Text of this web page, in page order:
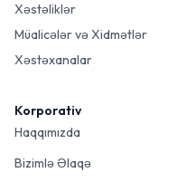
Xəstəliklər
Müalicələr və Xidmətlər
Xəstəxanalar
Korporativ
Haqqımızda
Bizimlə Əlaqə